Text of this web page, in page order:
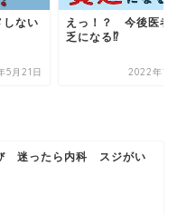
しない
5月21日
えっ！？ 今後医者
乏になる⁉︎
2022年1
迷ったら内科 スジがい